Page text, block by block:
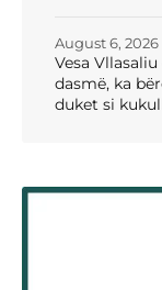
Vesa
dasmë, ka
duket si
August 6, 2026